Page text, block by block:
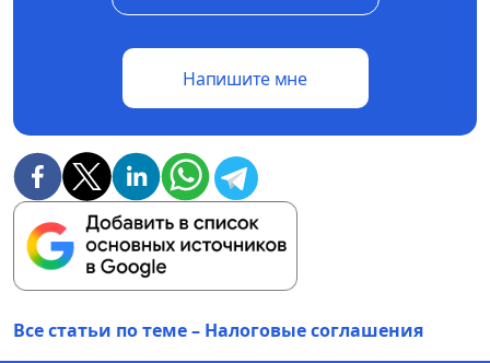
Напишите мне
Все статьи по теме – Налоговые соглашения